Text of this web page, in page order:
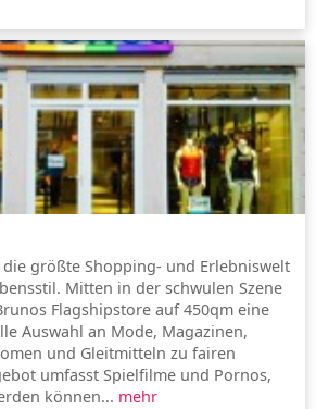
größte Shopping- und Erlebniswelt
Mitten in der schwulen Szene
Flagshipstore auf 450qm eine
Auswahl an Mode, Magazinen,
und Gleitmitteln zu fairen
umfasst Spielfilme und Pornos,
können... mehr